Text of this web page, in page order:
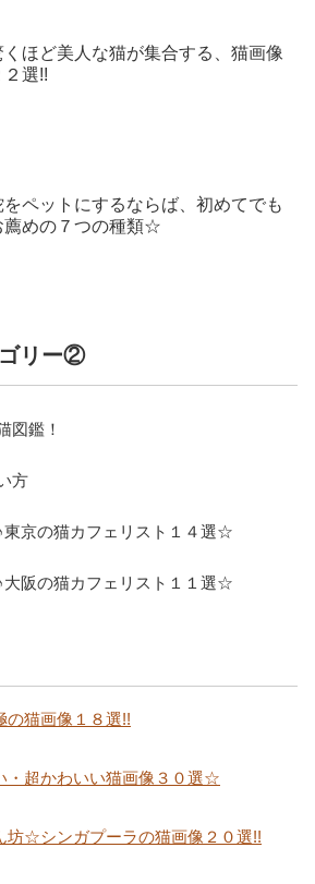
くほど美人な猫が集合する、猫画像
２選!!
をペットにするならば、初めてでも
薦めの７つの種類☆
リー②
図鑑！
方
東京の猫カフェリスト１４選☆
大阪の猫カフェリスト１１選☆
猫画像１８選!!
・超かわいい猫画像３０選☆
坊☆シンガプーラの猫画像２０選!!